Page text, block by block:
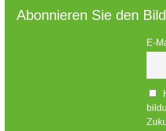
Abonnieren Sie den
E-